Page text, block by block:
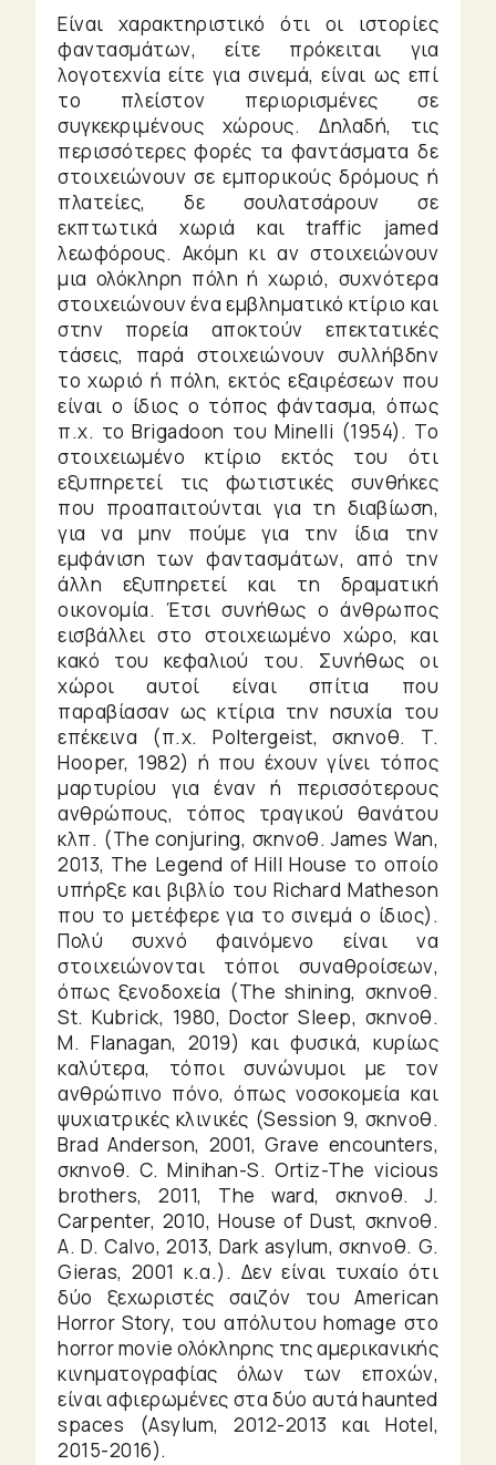
Είναι χαρακτηριστικό ότι οι ιστορίες
φαντασμάτων, είτε πρόκειται για
λογοτεχνία είτε για σινεμά, είναι ως επί
το πλείστον περιορισμένες σε
συγκεκριμένους χώρους. Δηλαδή, τις
περισσότερες φορές τα φαντάσματα δε
στοιχειώνουν σε εμπορικούς δρόμους ή
πλατείες, δε σουλατσάρουν σε
εκπτωτικά χωριά και traffic jamed
λεωφόρους. Ακόμη κι αν στοιχειώνουν
μια ολόκληρη πόλη ή χωριό, συχνότερα
στοιχειώνουν ένα εμβληματικό κτίριο και
στην πορεία αποκτούν επεκτατικές
τάσεις, παρά στοιχειώνουν συλλήβδην
το χωριό ή πόλη, εκτός εξαιρέσεων που
είναι ο ίδιος ο τόπος φάντασμα, όπως
π.χ. το Brigadoon του Minelli (1954). Το
στοιχειωμένο κτίριο εκτός του ότι
εξυπηρετεί τις φωτιστικές συνθήκες
που προαπαιτούνται για τη διαβίωση,
για να μην πούμε για την ίδια την
εμφάνιση των φαντασμάτων, από την
άλλη εξυπηρετεί και τη δραματική
οικονομία. Έτσι συνήθως ο άνθρωπος
εισβάλλει στο στοιχειωμένο χώρο, και
κακό του κεφαλιού του. Συνήθως οι
χώροι αυτοί είναι σπίτια που
παραβίασαν ως κτίρια την ησυχία του
επέκεινα (π.χ. Poltergeist, σκηνοθ. T.
Hooper, 1982) ή που έχουν γίνει τόπος
μαρτυρίου για έναν ή περισσότερους
ανθρώπους, τόπος τραγικού θανάτου
κλπ. (The conjuring, σκηνοθ. James Wan,
2013, The Legend of Hill House το οποίο
υπήρξε και βιβλίο του Richard Matheson
που το μετέφερε για το σινεμά ο ίδιος).
Πολύ συχνό φαινόμενο είναι να
στοιχειώνονται τόποι συναθροίσεων,
όπως ξενοδοχεία (The shining, σκηνοθ.
St. Kubrick, 1980, Doctor Sleep, σκηνοθ.
M. Flanagan, 2019) και φυσικά, κυρίως
καλύτερα, τόποι συνώνυμοι με τον
ανθρώπινο πόνο, όπως νοσοκομεία και
ψυχιατρικές κλινικές (Session 9, σκηνοθ.
Brad Anderson, 2001, Grave encounters,
σκηνοθ. C. Minihan-S. Ortiz-The vicious
brothers, 2011, The ward, σκηνοθ. J.
Carpenter, 2010, House of Dust, σκηνοθ.
A. D. Calvo, 2013, Dark asylum, σκηνοθ. G.
Gieras, 2001 κ.α.). Δεν είναι τυχαίο ότι
δύο ξεχωριστές σαιζόν του American
Horror Story, του απόλυτου homage στο
horror movie ολόκληρης της αμερικανικής
κινηματογραφίας όλων των εποχών,
είναι αφιερωμένες στα δύο αυτά haunted
spaces (Asylum, 2012-2013 και Hotel,
2015-2016).